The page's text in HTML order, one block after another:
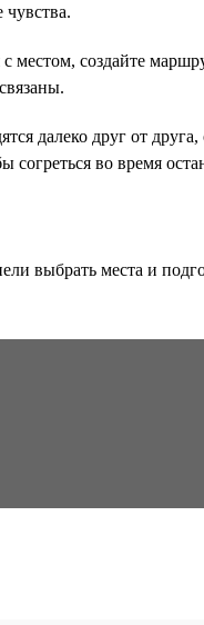
с местом, создайте
далеко друг от
во время
выбрать места и